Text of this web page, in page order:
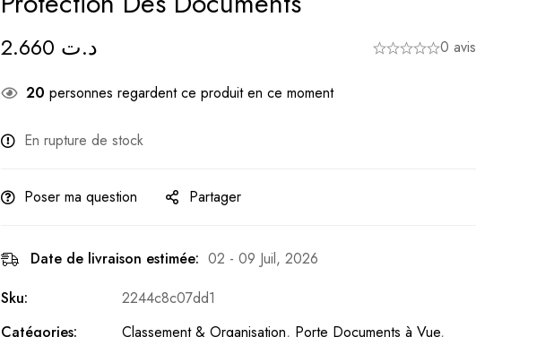
د.ت 0 avis
20 personnes regardent ce produit en ce moment
En rupture de stock
Poser ma question Partager
Date de livraison estimée: 02 - 09 Juil, 2026
Sku:
2244c8c07dd1
Catégories:
Classement & Organisation, Porte Documents à Vue,